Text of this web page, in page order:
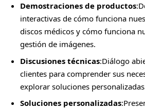
Demostraciones de productos
interactivas de cómo funciona
discos médicos y cómo funciona
gestión de imágenes.
Discusiones técnicas:Diálogo
clientes para comprender sus
explorar soluciones
Soluciones personalizadas